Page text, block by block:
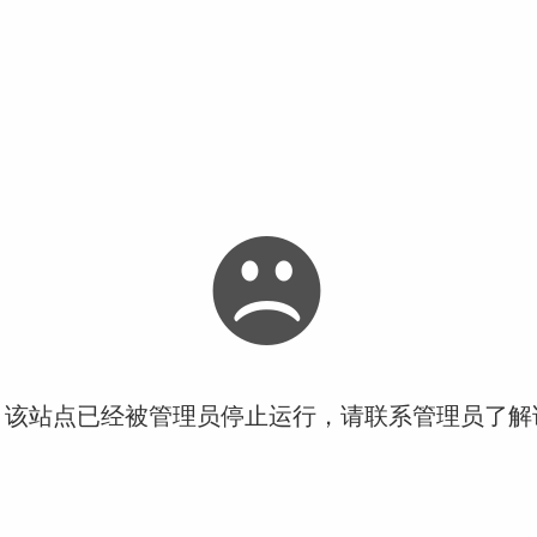
站点已经被管理员停止运行，请联系管理员了